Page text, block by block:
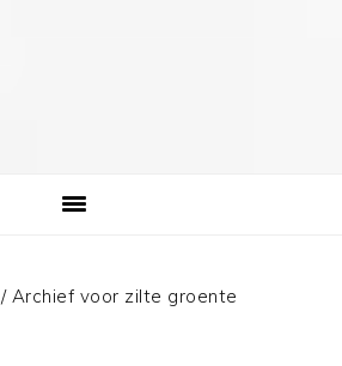
/Archief voor zilte groente